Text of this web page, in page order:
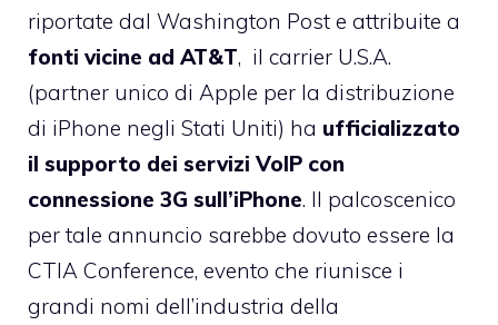
riportate dal Washington Post e attribuite a
fonti vicine ad AT&T, il carrier U.S.A.
(partner unico di Apple per la distribuzione
di iPhone negli Stati Uniti) ha ufficializzato
il supporto dei servizi VoIP con
connessione 3G sull’iPhone. Il palcoscenico
per tale annuncio sarebbe dovuto essere la
CTIA Conference, evento che riunisce i
grandi nomi dell’industria della